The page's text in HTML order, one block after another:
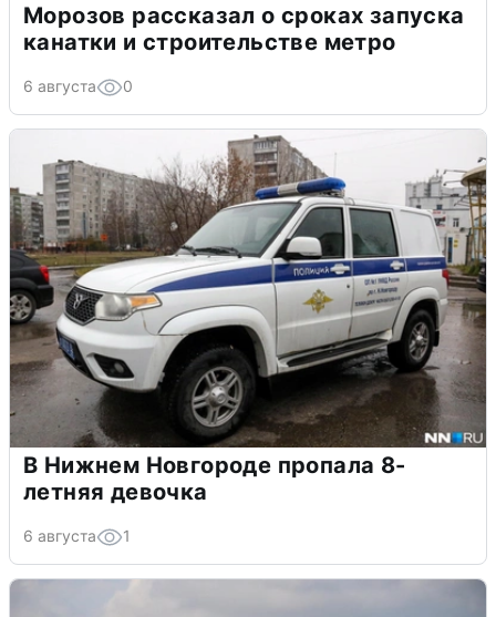
Морозов рассказал о сроках запуска
канатки и строительстве метро
6 августа 0
В Нижнем Новгороде пропала 8-
летняя девочка
6 августа 1